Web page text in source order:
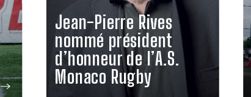
Jean-Pierre Rives
nommé président
d’honneur de l’A.S.
Monaco Rugby